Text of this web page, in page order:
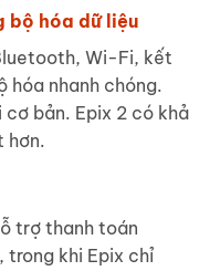
bộ hóa dữ liệu
Wi-Fi, kết
hóa nhanh chóng.
bản. Epix 2 có khả
hơn.
trợ thanh toán
trong khi Epix chỉ